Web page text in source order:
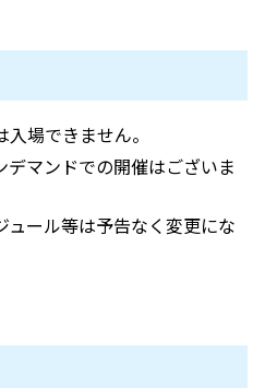
場できません。
デマンドでの開催はございま
ュール等は予告なく変更にな